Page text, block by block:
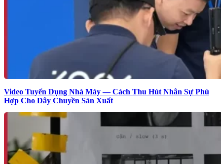
Video Tuyển Dụng Nhà Máy — Cách Thu Hút Nhân Sự Phù
Hợp Cho Dây Chuyền Sản Xuất